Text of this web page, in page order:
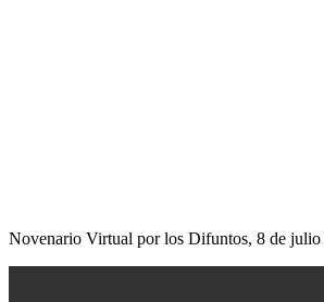
Novenario Virtual por los Difuntos, 8 de julio